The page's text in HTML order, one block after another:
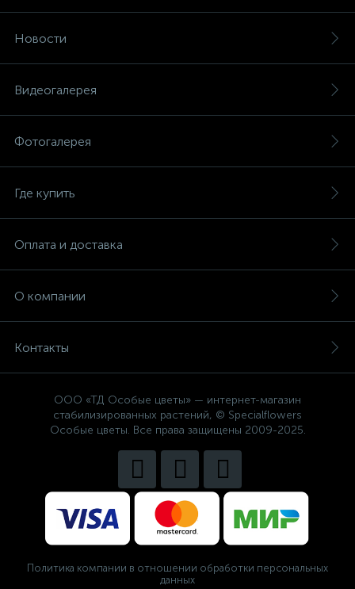
Новости
Видеогалерея
Фотогалерея
Где купить
Оплата и доставка
О компании
Контакты
ООО «ТД Особые цветы» — интернет-магазин
стабилизированных растений, © Specialflowers
Особые цветы. Все права защищены 2009-2025.
Политика компании в отношении обработки персональных
данных